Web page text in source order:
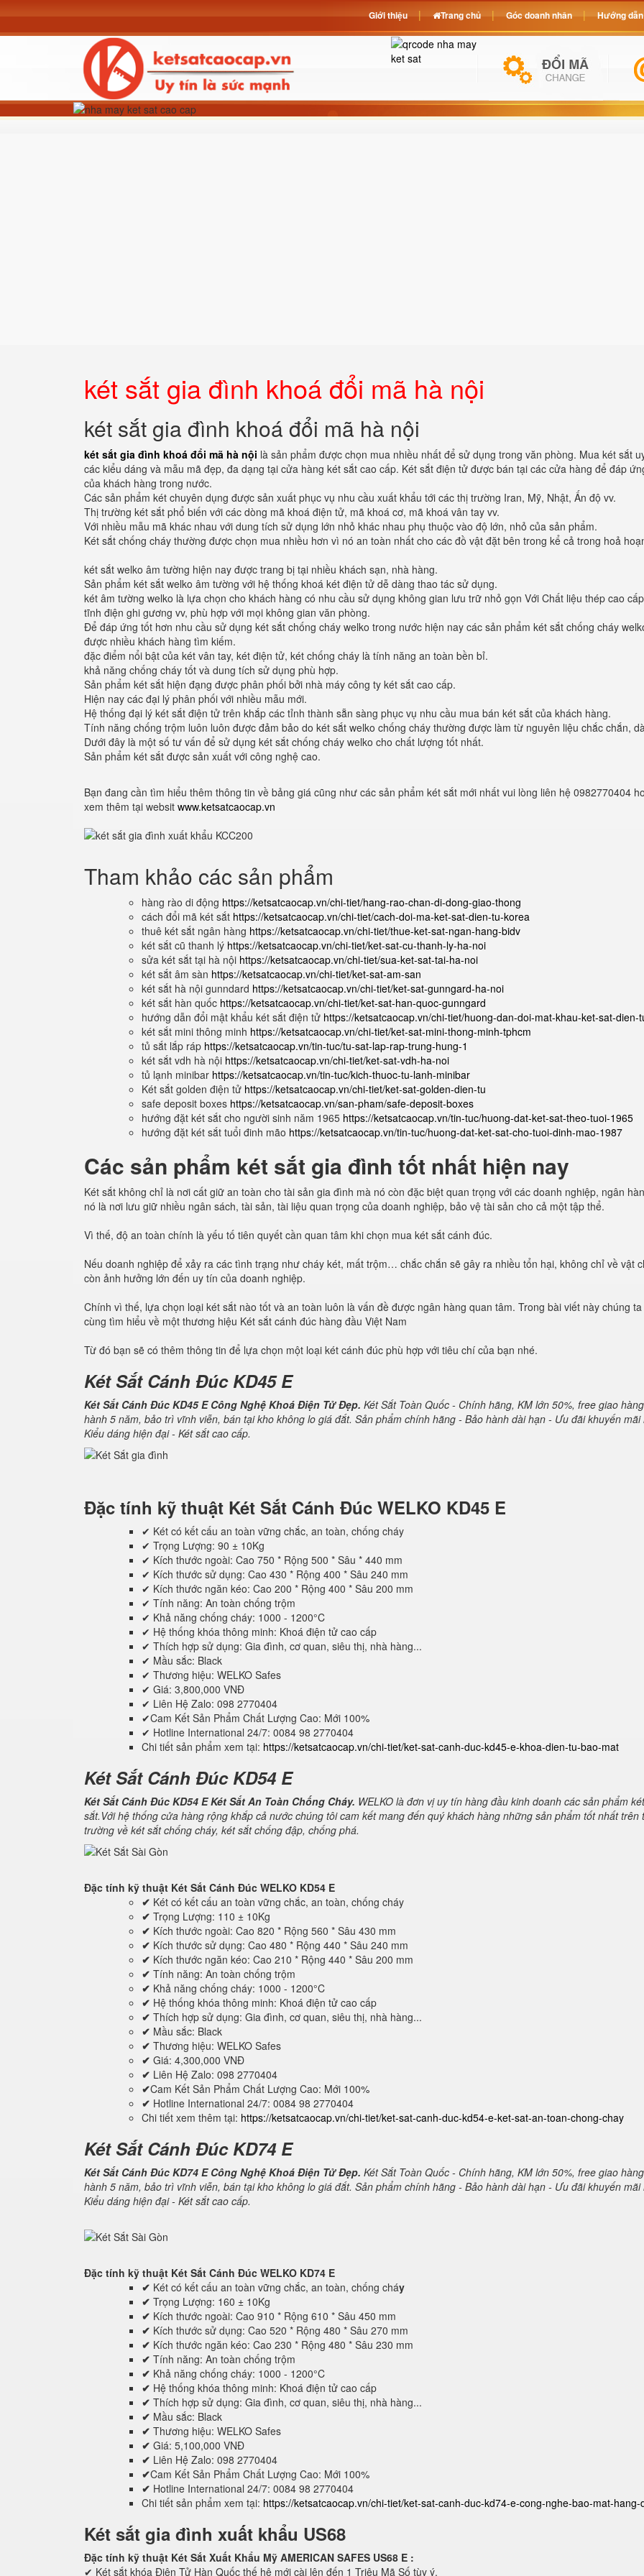
két sắt gia đình khoá đổi mã hà nội
két sắt gia đình khoá đổi mã hà nội
két sắt gia đình khoá đổi mã hà nội là sản phẩm được chọn mua nhiều nhất để sử dụng trong văn phòng. Mua két sắt
các kiểu dáng và mẫu mã đẹp, đa dạng tại cửa hàng két sắt cao cấp. Két sắt điện tử được bán tại các cửa hàng để đáp
của khách hàng trong nước.
Các sản phẩm két chuyên dụng được sản xuất phục vụ nhu cầu xuất khẩu tới các thị trường Iran, Mỹ, Nhật, Ấn độ vv.
Thị trường két sắt phổ biến với các dòng mã khoá điện tử, mã khoá cơ, mã khoá vân tay vv.
Với nhiều mẫu mã khác nhau với dung tích sử dụng lớn nhỏ khác nhau phụ thuộc vào độ lớn, nhỏ của sản phẩm.
Két sắt chống cháy thường được chọn mua nhiều hơn vì nó an toàn nhất cho các đồ vật đặt bên trong kể cả trong hoả
két sắt welko âm tường hiện nay được trang bị tại nhiều khách sạn, nhà hàng.
Sản phẩm két sắt welko âm tường với hệ thống khoá két điện tử dễ dàng thao tác sử dụng.
két âm tường welko là lựa chọn cho khách hàng có nhu cầu sử dụng không gian lưu trữ nhỏ gọn Với Chất liệu thép cao
tĩnh điện ghi gương vv, phù hợp với mọi không gian văn phòng.
Để đáp ứng tốt hơn nhu cầu sử dụng két sắt chống cháy welko trong nước hiện nay các sản phẩm két sắt chống cháy
được nhiều khách hàng tìm kiếm.
đặc điểm nổi bật của két vân tay, két điện tử, két chống cháy là tính năng an toàn bền bỉ.
khả năng chống cháy tốt và dung tích sử dụng phù hợp.
Sản phẩm két sắt hiện đạng được phân phối bởi nhà máy công ty két sắt cao cấp.
Hiện nay các đại lý phân phối với nhiều mẫu mới.
Hệ thống đại lý két sắt điện tử trên khắp các tỉnh thành sẵn sàng phục vụ nhu cầu mua bán két sắt của khách hàng.
Tính năng chống trộm luôn luôn được đảm bảo do két sắt welko chống cháy thường được làm từ nguyên liệu chắc chắn,
Dưới đây là một số tư vấn để sử dụng két sắt chống cháy welko cho chất lượng tốt nhất.
Sản phẩm két sắt được sản xuất với công nghệ cao.
Bạn đang cần tìm hiểu thêm thông tin về bảng giá cũng như các sản phẩm két sắt mới nhất vui lòng liên hệ 0982770404
xem thêm tại websit www.ketsatcaocap.vn
Tham khảo các sản phẩm
hàng rào di động https://ketsatcaocap.vn/chi-tiet/hang-rao-chan-di-dong-giao-thong
cách đổi mã két sắt https://ketsatcaocap.vn/chi-tiet/cach-doi-ma-ket-sat-dien-tu-korea
thuê két sắt ngân hàng https://ketsatcaocap.vn/chi-tiet/thue-ket-sat-ngan-hang-bidv
két sắt cũ thanh lý https://ketsatcaocap.vn/chi-tiet/ket-sat-cu-thanh-ly-ha-noi
sửa két sắt tại hà nội https://ketsatcaocap.vn/chi-tiet/sua-ket-sat-tai-ha-noi
két sắt âm sàn https://ketsatcaocap.vn/chi-tiet/ket-sat-am-san
két sắt hà nội gunndard https://ketsatcaocap.vn/chi-tiet/ket-sat-gunngard-ha-noi
két sắt hàn quốc https://ketsatcaocap.vn/chi-tiet/ket-sat-han-quoc-gunngard
hướng dẫn đổi mật khẩu két sắt điện tử https://ketsatcaocap.vn/chi-tiet/huong-dan-doi-mat-khau-ket-sat-dien-
két sắt mini thông minh https://ketsatcaocap.vn/chi-tiet/ket-sat-mini-thong-minh-tphcm
tủ sắt lắp ráp https://ketsatcaocap.vn/tin-tuc/tu-sat-lap-rap-trung-hung-1
két sắt vdh hà nội https://ketsatcaocap.vn/chi-tiet/ket-sat-vdh-ha-noi
tủ lạnh minibar https://ketsatcaocap.vn/tin-tuc/kich-thuoc-tu-lanh-minibar
Két sắt golden điện tử https://ketsatcaocap.vn/chi-tiet/ket-sat-golden-dien-tu
safe deposit boxes https://ketsatcaocap.vn/san-pham/safe-deposit-boxes
hướng đặt két sắt cho người sinh năm 1965 https://ketsatcaocap.vn/tin-tuc/huong-dat-ket-sat-theo-tuoi-1965
hướng đặt két sắt tuổi đinh mão https://ketsatcaocap.vn/tin-tuc/huong-dat-ket-sat-cho-tuoi-dinh-mao-1987
Các sản phẩm két sắt gia đình tốt nhất hiện nay
Két sắt không chỉ là nơi cất giữ an toàn cho tài sản gia đình mà nó còn đặc biệt quan trọng với các doanh nghiệp, ngân
nó là nơi lưu giữ nhiều ngân sách, tài sản, tài liệu quan trọng của doanh nghiệp, bảo vệ tài sản cho cả một tập thể.
Vì thế, độ an toàn chính là yếu tố tiên quyết cần quan tâm khi chọn mua két sắt cánh đúc.
Nếu doanh nghiệp để xảy ra các tình trạng như cháy két, mất trộm… chắc chắn sẽ gây ra nhiều tổn hại, không chỉ về vật
còn ảnh hưởng lớn đến uy tín của doanh nghiệp.
Chính vì thế, lựa chọn loại két sắt nào tốt và an toàn luôn là vấn đề được ngân hàng quan tâm. Trong bài viết này chúng
cùng tìm hiểu về một thương hiệu Két sắt cánh đúc hàng đầu Việt Nam
Từ đó bạn sẽ có thêm thông tin để lựa chọn một loại két cánh đúc phù hợp với tiêu chí của bạn nhé.
Két Sắt Cánh Đúc KD45 E
Két Sắt Cánh Đúc KD45 E Công Nghệ Khoá Điện Tử Đẹp. Két Sắt Toàn Quốc - Chính hãng, KM lớn 50%, free giao
hành 5 năm, bảo trì vĩnh viễn, bán tại kho không lo giá đắt. Sản phẩm chính hãng - Bảo hành dài hạn - Ưu đãi khuyến mãi
Kiểu dáng hiện đại - Két sắt cao cấp.
Đặc tính kỹ thuật Két Sắt Cánh Đúc WELKO KD45 E
✔ Két có kết cấu an toàn vững chắc, an toàn, chống cháy
✔ Trọng Lượng: 90 ± 10Kg
✔ Kích thước ngoài: Cao 750 * Rộng 500 * Sâu * 440 mm
✔ Kích thước sử dụng: Cao 430 * Rộng 400 * Sâu 240 mm
✔ Kích thước ngăn kéo: Cao 200 * Rộng 400 * Sâu 200 mm
✔ Tính năng: An toàn chống trộm
✔ Khả năng chống cháy: 1000 - 1200°C
✔ Hệ thống khóa thông minh: Khoá điện tử cao cấp
✔ Thích hợp sử dụng: Gia đình, cơ quan, siêu thị, nhà hàng...
✔ Mầu sắc: Black
✔ Thương hiệu: WELKO Safes
✔ Giá: 3,800,000 VNĐ
✔ Liên Hệ Zalo: 098 2770404
✔Cam Kết Sản Phẩm Chất Lượng Cao: Mới 100%
✔ Hotline International 24/7: 0084 98 2770404
Chi tiết sản phẩm xem tại: https://ketsatcaocap.vn/chi-tiet/ket-sat-canh-duc-kd45-e-khoa-dien-tu-bao-mat
Két Sắt Cánh Đúc KD54 E
Két Sắt Cánh Đúc KD54 E Két Sắt An Toàn Chống Cháy. WELKO là đơn vị uy tín hàng đầu kinh doanh các sản phẩm két
sắt.Với hệ thống cửa hàng rộng khắp cả nước chúng tôi cam kết mang đến quý khách hàng những sản phẩm tốt nhất trên
trường về két sắt chống cháy, két sắt chống đập, chống phá.
Đặc tính kỹ thuật Két Sắt Cánh Đúc WELKO KD54 E
✔ Két có kết cấu an toàn vững chắc, an toàn, chống cháy
✔ Trọng Lượng: 110 ± 10Kg
✔ Kích thước ngoài: Cao 820 * Rộng 560 * Sâu 430 mm
✔ Kích thước sử dụng: Cao 480 * Rộng 440 * Sâu 240 mm
✔ Kích thước ngăn kéo: Cao 210 * Rộng 440 * Sâu 200 mm
✔ Tính năng: An toàn chống trộm
✔ Khả năng chống cháy: 1000 - 1200°C
✔ Hệ thống khóa thông minh: Khoá điện tử cao cấp
✔ Thích hợp sử dụng: Gia đình, cơ quan, siêu thị, nhà hàng...
✔ Mầu sắc: Black
✔ Thương hiệu: WELKO Safes
✔ Giá: 4,300,000 VNĐ
✔ Liên Hệ Zalo: 098 2770404
✔Cam Kết Sản Phẩm Chất Lượng Cao: Mới 100%
✔ Hotline International 24/7: 0084 98 2770404
Chi tiết xem thêm tại: https://ketsatcaocap.vn/chi-tiet/ket-sat-canh-duc-kd54-e-ket-sat-an-toan-chong-chay
Két Sắt Cánh Đúc KD74 E
Két Sắt Cánh Đúc KD74 E Công Nghệ Khoá Điện Tử Đẹp. Két Sắt Toàn Quốc - Chính hãng, KM lớn 50%, free giao
hành 5 năm, bảo trì vĩnh viễn, bán tại kho không lo giá đắt. Sản phẩm chính hãng - Bảo hành dài hạn - Ưu đãi khuyến mãi
Kiểu dáng hiện đại - Két sắt cao cấp.
Đặc tính kỹ thuật Két Sắt Cánh Đúc WELKO KD74 E
✔ Két có kết cấu an toàn vững chắc, an toàn, chống cháy
✔ Trọng Lượng: 160 ± 10Kg
✔ Kích thước ngoài: Cao 910 * Rộng 610 * Sâu 450 mm
✔ Kích thước sử dụng: Cao 520 * Rộng 480 * Sâu 270 mm
✔ Kích thước ngăn kéo: Cao 230 * Rộng 480 * Sâu 230 mm
✔ Tính năng: An toàn chống trộm
✔ Khả năng chống cháy: 1000 - 1200°C
✔ Hệ thống khóa thông minh: Khoá điện tử cao cấp
✔ Thích hợp sử dụng: Gia đình, cơ quan, siêu thị, nhà hàng...
✔ Mầu sắc: Black
✔ Thương hiệu: WELKO Safes
✔ Giá: 5,100,000 VNĐ
✔ Liên Hệ Zalo: 098 2770404
✔Cam Kết Sản Phẩm Chất Lượng Cao: Mới 100%
✔ Hotline International 24/7: 0084 98 2770404
Chi tiết sản phẩm xem tại: https://ketsatcaocap.vn/chi-tiet/ket-sat-canh-duc-kd74-e-cong-nghe-bao-mat-hang-
Két sắt gia đình xuất khẩu US68
Đặc tính kỹ thuật Két Sắt Xuất Khẩu Mỹ AMERICAN SAFES US68 E :
✔ Két sắt khóa Điện Tử Hàn Quốc thế hệ mới cài lên đến 1 Triệu Mã Số tùy ý.
Giới thiệu Trang chủ Góc doanh nhân Hướng